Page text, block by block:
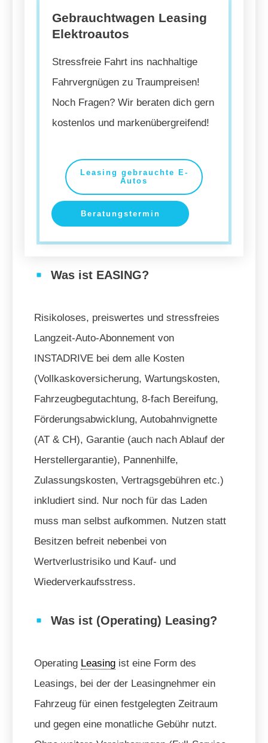
Gebrauchtwagen Leasing
Elektroautos
Stressfreie Fahrt ins nachhaltige
Fahrvergnügen zu Traumpreisen!
Noch Fragen? Wir beraten dich gern
kostenlos und markenübergreifend!
Leasing gebrauchte E-
Autos
Beratungstermin
Was ist EASING?
Risikoloses, preiswertes und stressfreies
Langzeit-Auto-Abonnement von
INSTADRIVE bei dem alle Kosten
(Vollkaskoversicherung, Wartungskosten,
Fahrzeugbegutachtung, 8-fach Bereifung,
Förderungsabwicklung, Autobahnvignette
(AT & CH), Garantie (auch nach Ablauf der
Herstellergarantie), Pannenhilfe,
Zulassungskosten, Vertragsgebühren etc.)
inkludiert sind. Nur noch für das Laden
muss man selbst aufkommen. Nutzen statt
Besitzen befreit nebenbei von
Wertverlustrisiko und Kauf- und
Wiederverkaufsstress.
Was ist (Operating) Leasing?
Operating Leasing ist eine Form des
Leasings, bei der der Leasingnehmer ein
Fahrzeug für einen festgelegten Zeitraum
und gegen eine monatliche Gebühr nutzt.